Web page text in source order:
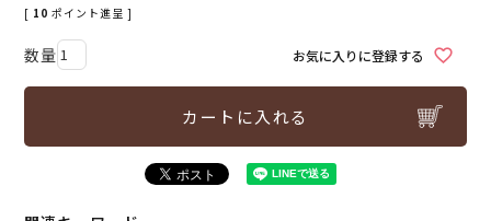
[ 10 ポイント進呈 ]
お気に入りに登録する
カートに入れる